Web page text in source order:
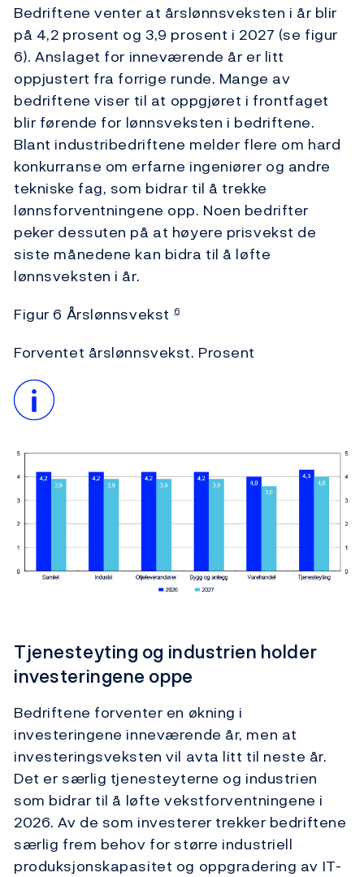
Bedriftene venter at årslønnsveksten i år blir
på 4,2 prosent og 3,9 prosent i 2027 (se figur
6). Anslaget for inneværende år er litt
oppjustert fra forrige runde. Mange av
bedriftene viser til at oppgjøret i frontfaget
blir førende for lønnsveksten i bedriftene.
Blant industribedriftene melder flere om hard
konkurranse om erfarne ingeniører og andre
tekniske fag, som bidrar til å trekke
lønnsforventningene opp. Noen bedrifter
peker dessuten på at høyere prisvekst de
siste månedene kan bidra til å løfte
lønnsveksten i år.
Figur 6 Årslønnsvekst 6
Forventet årslønnsvekst. Prosent
Tjenesteyting og industrien holder
investeringene oppe
Bedriftene forventer en økning i
investeringene inneværende år, men at
investeringsveksten vil avta litt til neste år.
Det er særlig tjenesteyterne og industrien
som bidrar til å løfte vekstforventningene i
2026. Av de som investerer trekker bedriftene
særlig frem behov for større industriell
produksjonskapasitet og oppgradering av IT-